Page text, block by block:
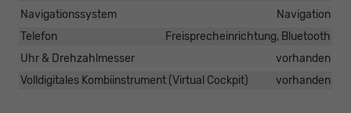
Navigationssystem
Navigation
Telefon
Freisprecheinrichtung, Bluetooth
Uhr & Drehzahlmesser
vorhanden
Volldigitales Kombiinstrument (Virtual Cockpit)
vorhanden